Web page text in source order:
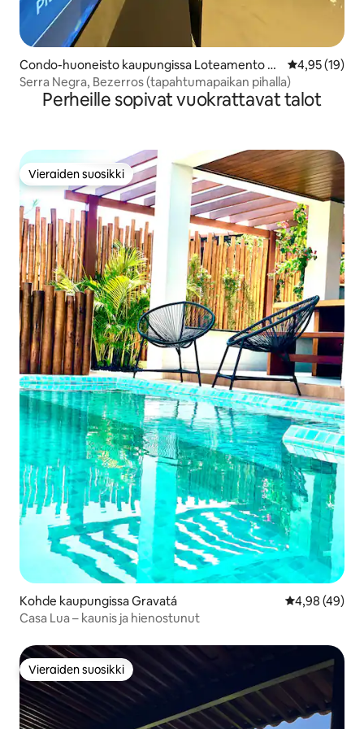
Condo-huoneisto kaupungissa Loteamento Sa
o Jose
4,95 (19)
Serra Negra, Bezerros (tapahtumapaikan pihalla)
Perheille sopivat vuokrattavat talot
Vieraiden suosikki
Vieraiden suosikki
Kohde kaupungissa Gravatá
4,98 (49)
Casa Lua – kaunis ja hienostunut
Vieraiden suosikki
Vieraiden suosikki